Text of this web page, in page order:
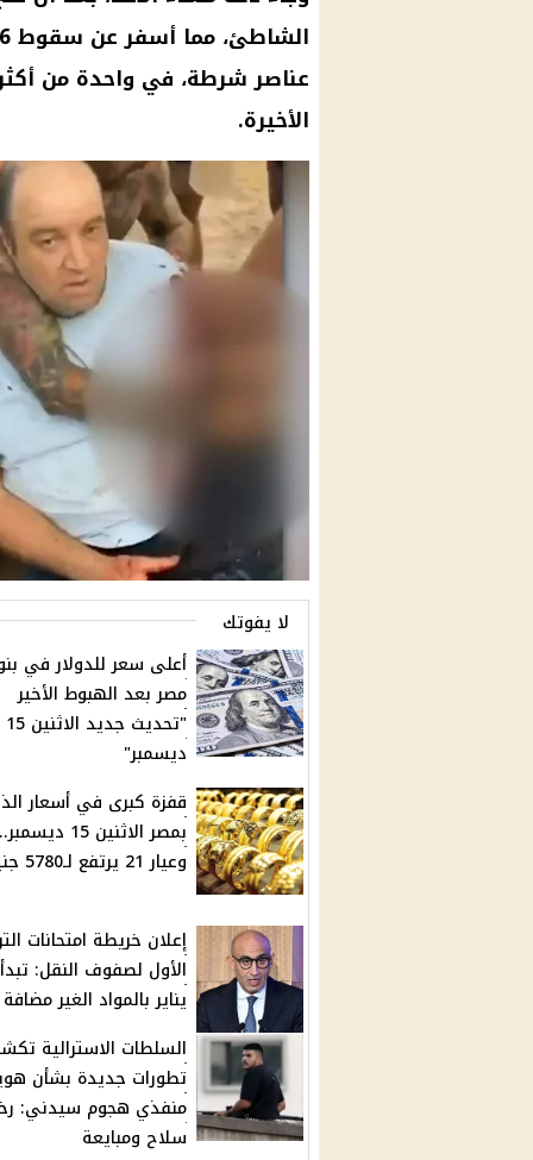
عناصر شرطة، في واحدة من
الأخيرة.
لا يفوتك
أعلى سعر للدولار في
مصر بعد الهبوط الأخير
"تحديث جديد الاثنين 15
ديسمبر"
قفزة كبرى في أسعار
بمصر الاثنين 15 ديسمبر..
وعيار 21 يرتفع لـ5780 جنيه
إعلان خريطة امتحانات
يناير بالمواد الغير مضافة
السلطات الاسترالية
تطورات جديدة بشأن
منفذي هجوم سيدني:
سلاح ومبايعة